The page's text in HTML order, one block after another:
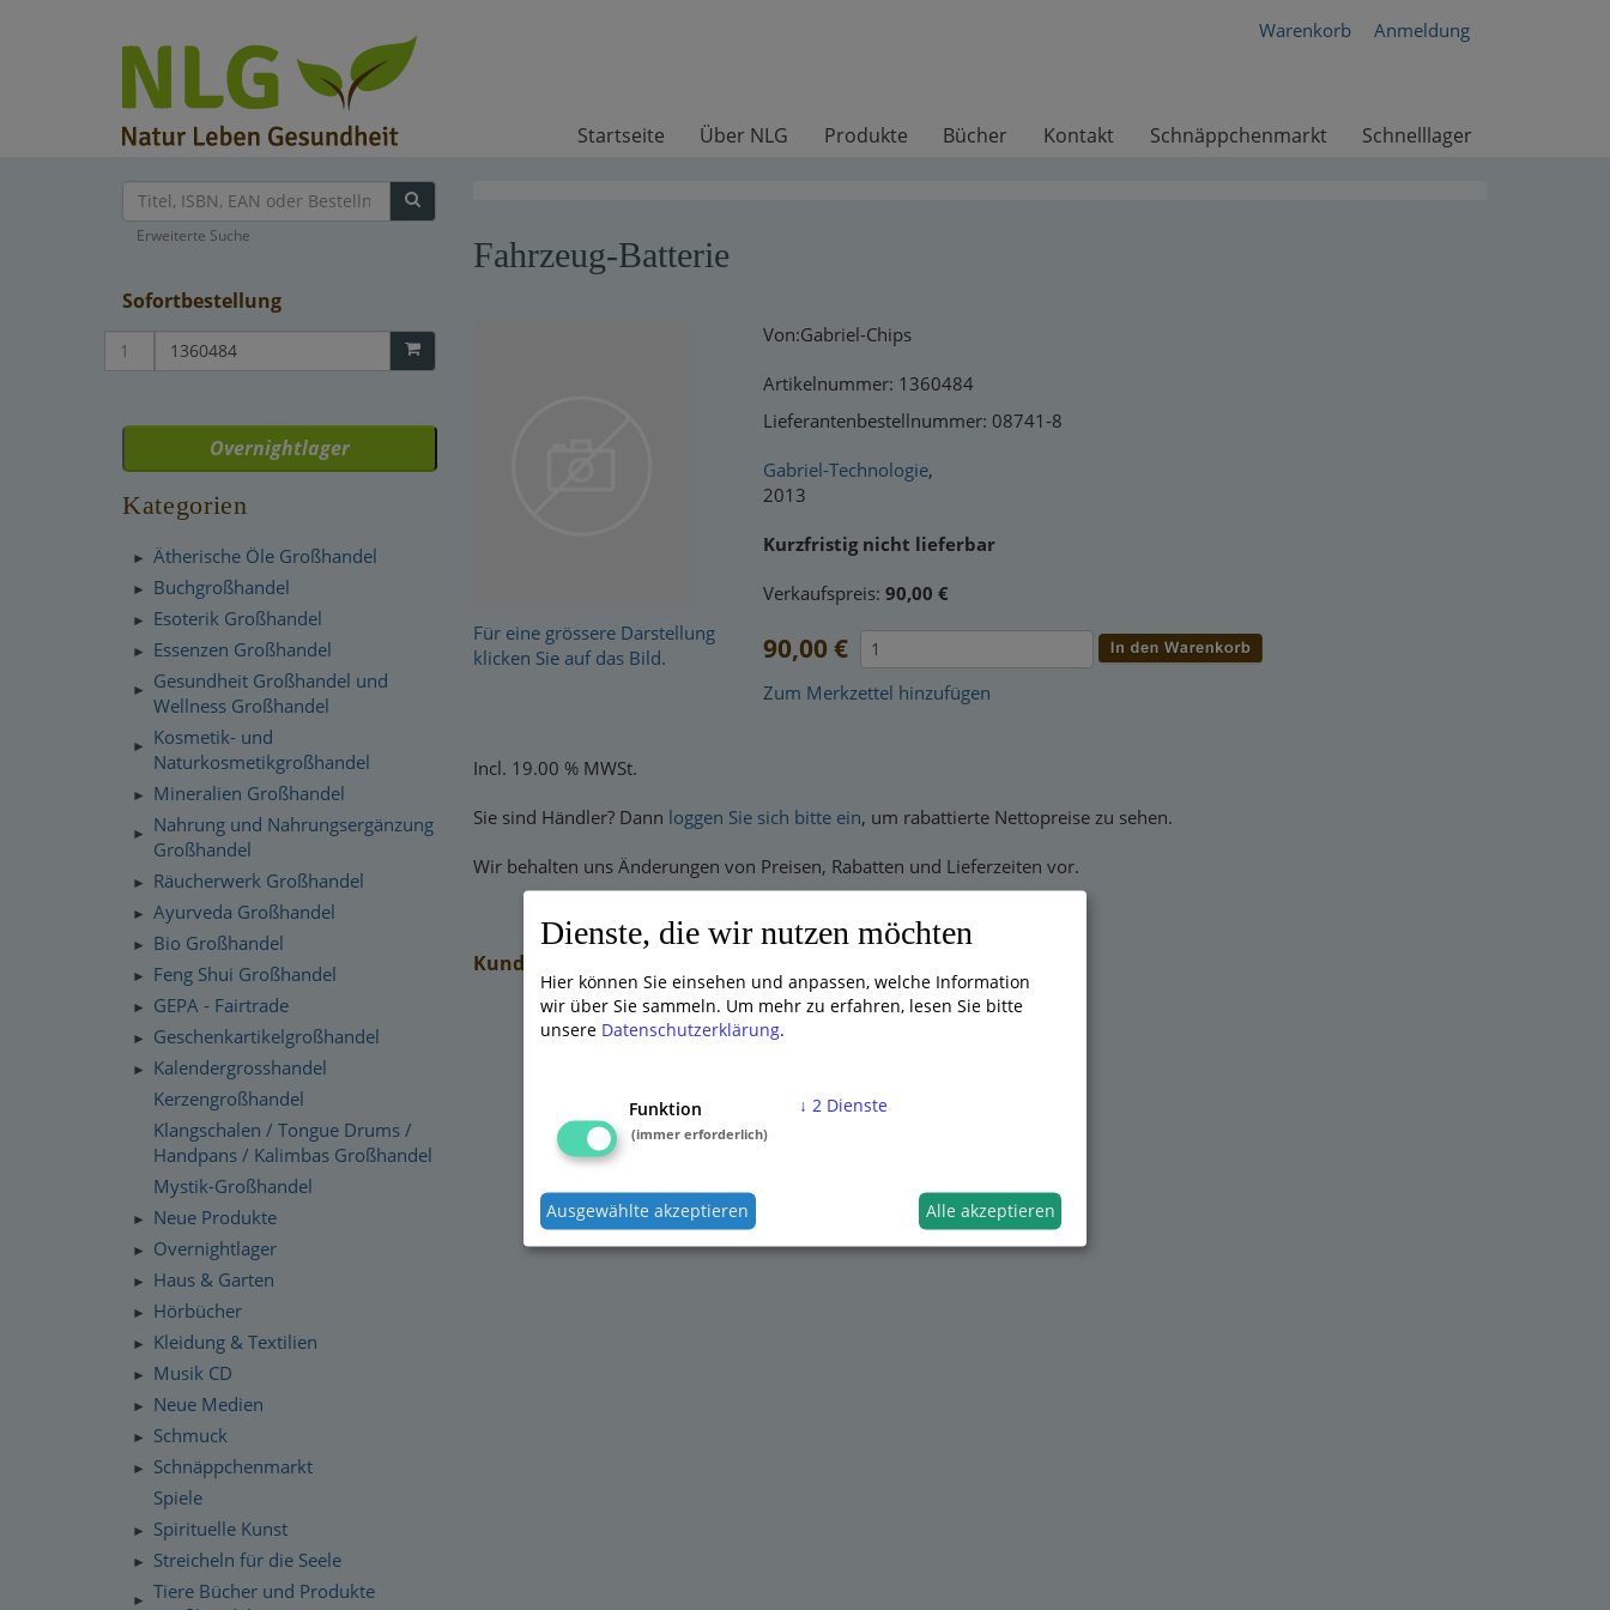
Warenkorb Anmeldung
Startseite Über NLG Produkte Bücher Kontakt Schnäppchenmarkt Schnelllager
Erweiterte Suche
Sofortbestellung
Overnightlager
Kategorien
► Ätherische Öle Großhandel
► Buchgroßhandel
► Esoterik Großhandel
► Essenzen Großhandel
►
Gesundheit Großhandel und
Wellness Großhandel
►
Kosmetik- und
Naturkosmetikgroßhandel
► Mineralien Großhandel
►
Nahrung und Nahrungsergänzung
Großhandel
► Räucherwerk Großhandel
► Ayurveda Großhandel
► Bio Großhandel
► Feng Shui Großhandel
► GEPA - Fairtrade
► Geschenkartikelgroßhandel
►
Kalendergrosshandel
Kerzengroßhandel
Klangschalen / Tongue Drums /
Handpans / Kalimbas Großhandel
Mystik-Großhandel
► Neue Produkte
► Overnightlager
► Haus & Garten
► Hörbücher
► Kleidung & Textilien
► Musik CD
► Neue Medien
► Schmuck
►
Schnäppchenmarkt
Spiele
► Spirituelle Kunst
► Streicheln für die Seele
►
Tiere Bücher und Produkte
Fahrzeug-Batterie
Für eine grössere Darstellung
klicken Sie auf das Bild.
Von:Gabriel-Chips
Artikelnummer: 1360484
Lieferantenbestellnummer: 08741-8
Gabriel-Technologie,
2013
Kurzfristig nicht lieferbar
Verkaufspreis: 90,00 €
90,00 €
Zum Merkzettel hinzufügen
Incl. 19.00 % MWSt.
Sie sind Händler? Dann loggen Sie sich bitte ein, um rabattierte Nettopreise zu sehen.
Wir behalten uns Änderungen von Preisen, Rabatten und Lieferzeiten vor.
Kunden, die dieses Produkt bestellten, bestellten auch:
Dienste, die wir nutzen möchten
Hier können Sie einsehen und anpassen, welche Information
wir über Sie sammeln. Um mehr zu erfahren, lesen Sie bitte
unsere Datenschutzerklärung.
Funktion
(immer erforderlich)
↓ 2 Dienste
Ausgewählte akzeptieren Alle akzeptieren